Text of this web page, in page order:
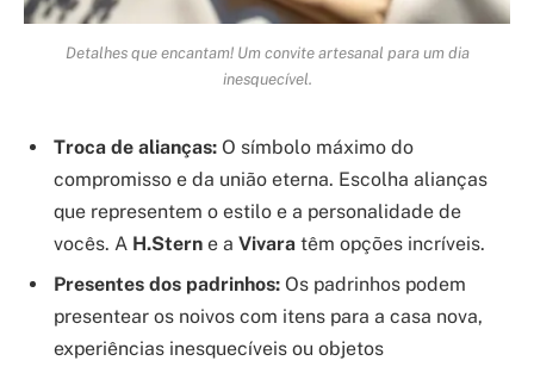
Detalhes que encantam! Um convite artesanal para um dia
inesquecível.
Troca de alianças: O símbolo máximo do
compromisso e da união eterna. Escolha alianças
que representem o estilo e a personalidade de
vocês. A H.Stern e a Vivara têm opções incríveis.
Presentes dos padrinhos: Os padrinhos podem
presentear os noivos com itens para a casa nova,
experiências inesquecíveis ou objetos